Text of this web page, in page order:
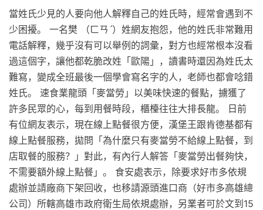
當姓氏少見的人要向他人解釋自己的姓氏時，經常會遇到不
少困擾。 一名樊 （ㄈㄢˊ）姓網友抱怨，他的姓氏非常難用
電話解釋，幾乎沒有可以舉例的詞彙，對方也經常根本沒看
過這個字，讓他都乾脆改姓「歐陽」，讀書時還因為姓氏太
難寫，變成全班最後一個學會寫名字的人，老師也都會唸錯
姓氏。 速食業龍頭「麥當勞」以美味快速的餐點，擄獲了
許多民眾的心，每到用餐時段，櫃檯往往大排長龍。 日前
有位網友表示，現在線上點餐很方便，漢堡王跟肯德基都有
線上點餐服務，拋問「為什麼只有麥當勞不給線上點餐，到
店取餐的服務？」對此，有內行人解答「麥當勞出餐夠快，
不需要額外線上點餐」。 食安處表示，除要求好市多依規
處辦並請廠商下架回收，也移請源頭進口商（好市多高雄總
公司）所轄高雄市政府衛生局依規處辦，另業者可於文到15